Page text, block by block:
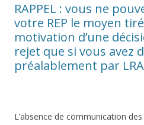
RAPPEL : vous ne
votre REP le moyen
motivation d’une
rejet que si vous avez
préalablement par
L’absence de communication